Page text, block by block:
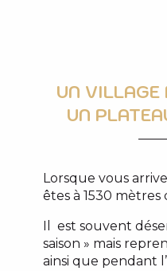
UN VILLAGE
UN
Lorsque vous
êtes à 1530 mètres
Il est souvent
saison » mais
ainsi que pendant